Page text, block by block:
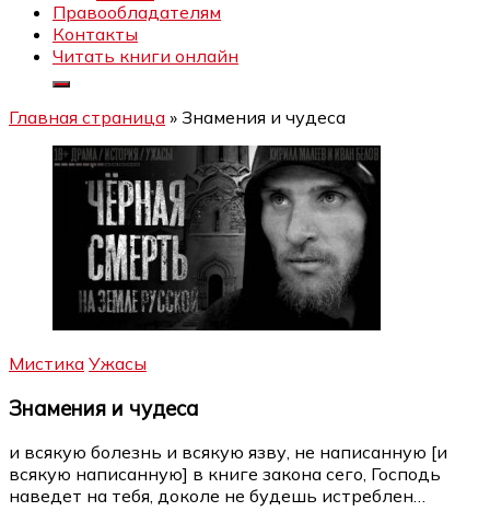
Правообладателям
Контакты
Читать книги онлайн
Главная страница » Знамения и чудеса
Мистика Ужасы
Знамения и чудеса
и всякую болезнь и всякую язву, не написанную [и
всякую написанную] в книге закона сего, Господь
наведет на тебя, доколе не будешь истреблен…